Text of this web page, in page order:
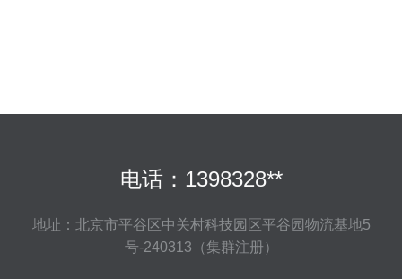
电话：1398328**
地址：北京市平谷区中关村科技园区平谷园物流基地5
号-240313（集群注册）